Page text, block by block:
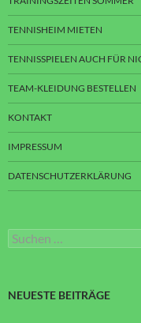
TENNISHEIM MIETEN
TENNISSPIELEN AUCH FÜR
TEAM-KLEIDUNG BESTELLEN
KONTAKT
IMPRESSUM
DATENSCHUTZERKLÄRUNG
Suchen
nach:
NEUESTE BEITRÄGE